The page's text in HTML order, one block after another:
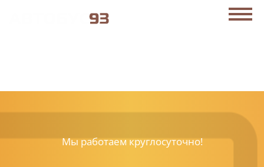
Мы работаемкруглосуточно!
Политикой конфиденциальности
ознакомлен(а), даю